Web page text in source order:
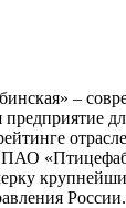
–
ПАО
России.